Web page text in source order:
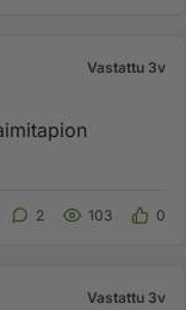
Vastattu 3v
2 103 0
Vastattu 3v